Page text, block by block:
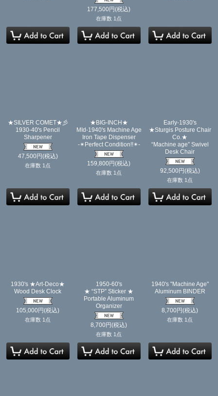
177,500円(税込)
在庫数 1点
★SILVER COMET★彡
1930-40's Pencil
Sharpener
47,500円(税込)
在庫数 1点
★BIG-INCH★
MId-1940's Machine Age
Iron Tape Dispenser
-✴︎Perfect Condition!!✴︎-
159,800円(税込)
在庫数 1点
Early-1930's
★Sturgis Posture Chair
Co.★
“Machine age” Swivel
Desk Chair
92,500円(税込)
在庫数 1点
1930's ★Art-Deco★
Wood Desk Clock
105,000円(税込)
在庫数 1点
1950-60's
★ “STP” Sticker ★
Portable Aluminum
Organizer
8,700円(税込)
在庫数 1点
1940's "Machine Age"
Aluminum BINDER
8,700円(税込)
在庫数 1点